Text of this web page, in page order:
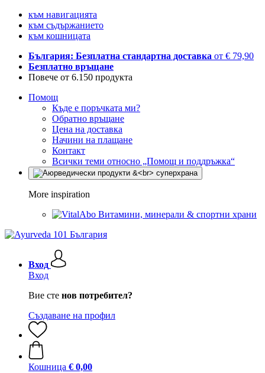
към навигацията
към съдържанието
към кошницата
България: Безплатна стандартна доставка от € 79,90
Безплатно връщане
Повече от 6.150 продукта
Помощ
Къде е поръчката ми?
Обратно връщане
Цена на доставка
Начини на плащане
Контакт
Всички теми относно „Помощ и поддръжка“
More inspiration
Витамини, минерали & спортни храни
Вход
Вход
Вие сте нов потребител?
Създаване на профил
Кошница € 0,00